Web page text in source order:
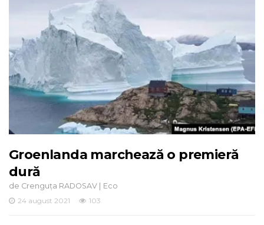
Groenlanda marchează o premieră
dură
de Crenguța RADOSAV | Eco
24 august 2021
103